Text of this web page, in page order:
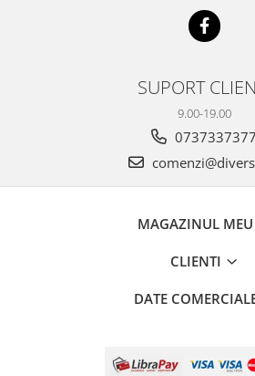
SUPORT
9.00-19.00
0737337377
MAGAZINUL MEU
CLIENTI
DATE